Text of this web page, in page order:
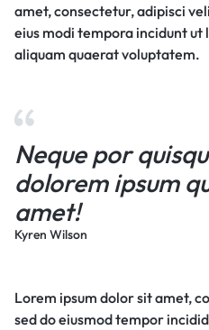
amet, consectetur, adipisci
eius modi tempora incidunt
aliquam quaerat voluptatem.
Neque por
dolorem ipsum
amet!
Kyren Wilson
Lorem ipsum dolor sit amet,
sed do eiusmod tempor